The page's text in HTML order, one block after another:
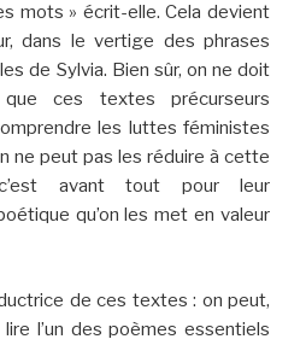
mots » écrit-elle. Cela devient
dans le vertige des phrases
de Sylvia. Bien sûr, on ne doit
ces textes précurseurs
les luttes féministes
ne peut pas les réduire à cette
avant tout pour leur
qu’on les met en valeur
de ces textes : on peut,
lire l’un des poèmes essentiels